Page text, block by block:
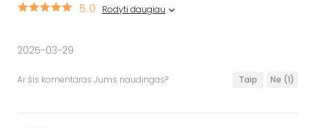
5.0 Rodyti daugiau
2025-03-29
Ar šis komentaras Jums naudingas? Taip Ne (1)